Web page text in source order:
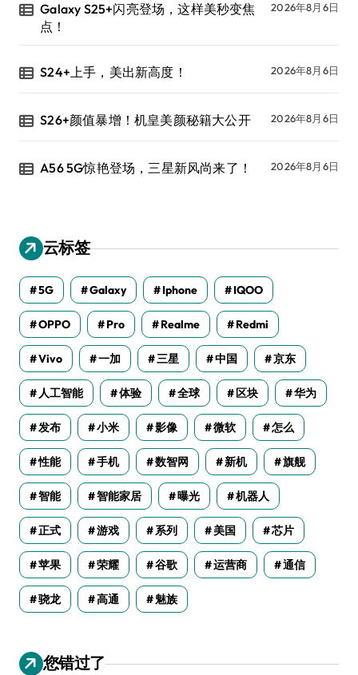
Galaxy S25+闪亮登场，这样美秒变焦
点！
2026年8月6日
S24+上手，美出新高度！ 2026年8月6日
S26+颜值暴增！机皇美颜秘籍大公开 2026年8月6日
A56 5G惊艳登场，三星新风尚来了！ 2026年8月6日
云标签
5G Galaxy Iphone IQOO
OPPO Pro Realme Redmi
Vivo 一加 三星 中国 京东
人工智能 体验 全球 区块 华为
发布 小米 影像 微软 怎么
性能 手机 数智网 新机 旗舰
智能 智能家居 曝光 机器人
正式 游戏 系列 美国 芯片
苹果 荣耀 谷歌 运营商 通信
骁龙 高通 魅族
您错过了